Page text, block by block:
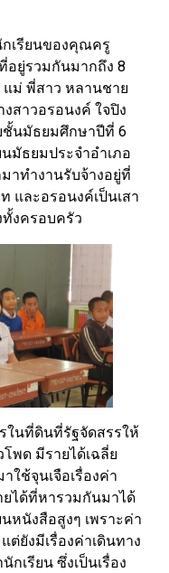
กเรียนของคุณครู
อยู่รวมกันมากถึง 8
แม่ พี่สาว หลานชาย
สาวอรอนงค์ ใจปิง
ชั้นมัธยมศึกษาปีที่ 6
นมัธยมประจำอำเภอ
าทำงานรับจ้างอยู่ที่
และอรอนงค์เป็นเสา
ทั้งครอบครัว
ในที่ดินที่รัฐจัดสรรให้
พด มีรายได้เฉลี่ย
ใช้จุนเจือเรื่องค่า
ยได้ที่หารวมกันมาได้
หนังสือสูงๆ เพราะค่า
ต่ยังมีเรื่องค่าเดินทาง
กเรียน ซึ่งเป็นเรื่อง